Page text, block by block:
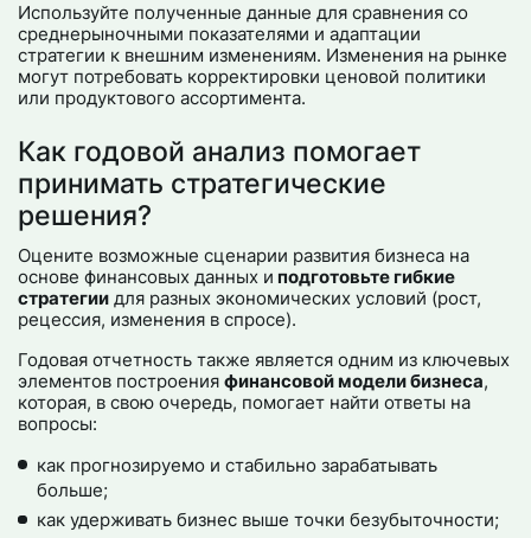
Используйте полученные данные для сравнения со
среднерыночными показателями и адаптации
стратегии к внешним изменениям. Изменения на рынке
могут потребовать корректировки ценовой политики
или продуктового ассортимента.
Как годовой анализ помогает
принимать стратегические
решения?
Оцените возможные сценарии развития бизнеса на
основе финансовых данных и подготовьте гибкие
стратегии для разных экономических условий (рост,
рецессия, изменения в спросе).
Годовая отчетность также является одним из ключевых
элементов построенияфинансовой модели бизнеса,
которая, в свою очередь, помогает найти ответы на
вопросы:
как прогнозируемо и стабильно зарабатывать
больше;
как удерживать бизнес выше точки безубыточности;